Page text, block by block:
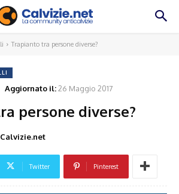
Trapianto tra persone diverse?
Aggiornato il:26 Maggio 2017
persone diverse?
Twitter Pinterest